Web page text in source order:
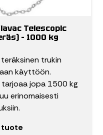
Telescopic
– 1000 kg
trukin
käyttöön.
tarjoaa jopa 1500 kg
erinomaisesti
tuote